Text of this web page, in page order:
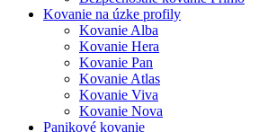
Kovanie na úzke profily
Kovanie Alba
Kovanie Hera
Kovanie Pan
Kovanie Atlas
Kovanie Viva
Kovanie Nova
Panikové kovanie